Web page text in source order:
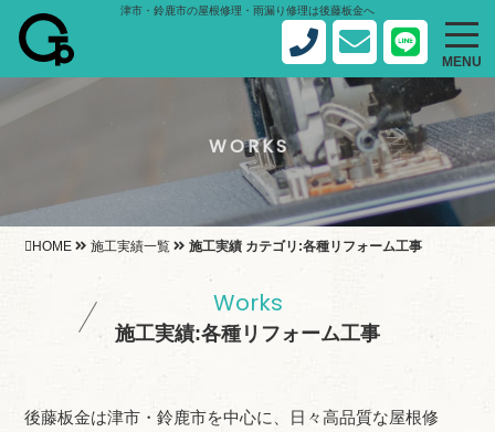
津市・鈴鹿市の屋根修理・雨漏り修理は後藤板金へ
MENU
WORKS
HOME 施工実績一覧 施工実績 カテゴリ:各種リフォーム工事
Works
施工実績:各種リフォーム工事
後藤板金は津市・鈴鹿市を中心に、日々高品質な屋根修